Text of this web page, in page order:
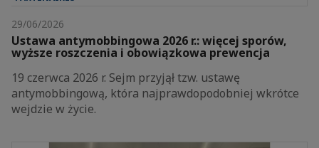
29/06/2026
Ustawa antymobbingowa 2026 r.: więcej sporów,
wyższe roszczenia i obowiązkowa prewencja
19 czerwca 2026 r. Sejm przyjął tzw. ustawę
antymobbingową, która najprawdopodobniej wkrótce
wejdzie w życie.